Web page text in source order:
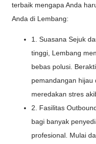
terbaik mengapa Anda
Anda di Lembang:
1. Suasana Sejuk
tinggi, Lembang
bebas polusi.
pemandangan hijau
meredakan stres
2. Fasilitas
bagi banyak
profesional. Mulai